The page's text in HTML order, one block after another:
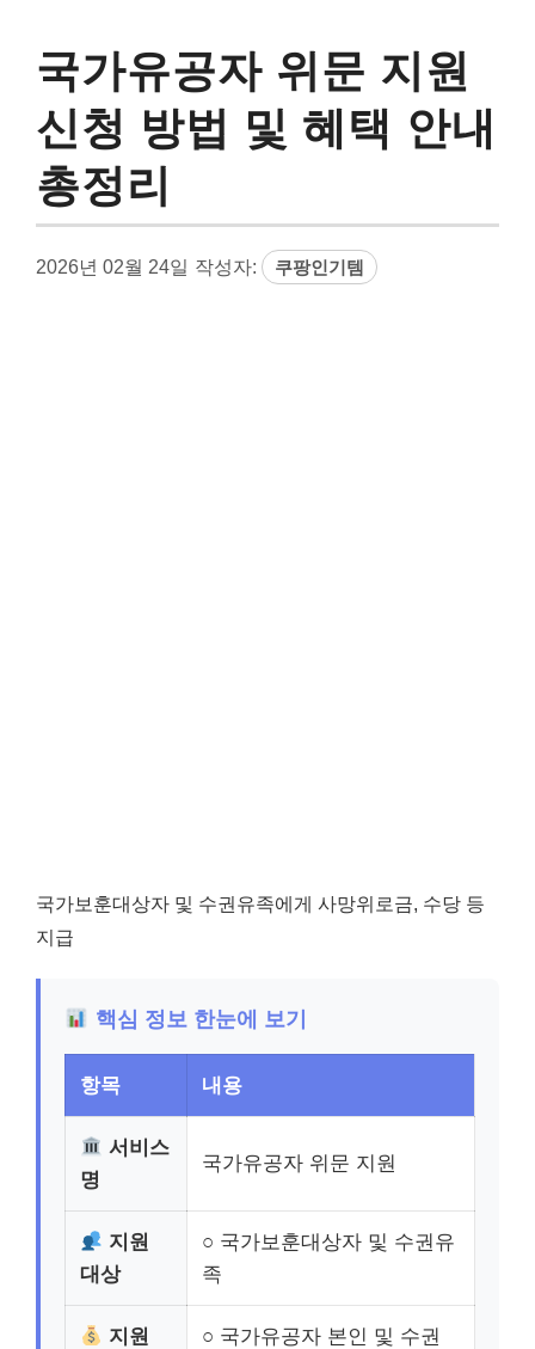
국가유공자 위문 지원
신청 방법 및 혜택 안내
총정리
2026년 02월 24일 작성자: 쿠팡인기템
국가보훈대상자 및 수권유족에게 사망위로금, 수당 등
지급
핵심 정보 한눈에 보기
항목 내용
서비스
명
국가유공자 위문 지원
지원
대상
○ 국가보훈대상자 및 수권유
족
지원
○ 국가유공자 본인 및 수권